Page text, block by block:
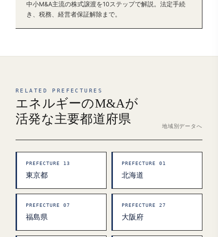
中小M&A主流の株式譲渡を10ステップで解説。法定手続
き、税務、経営者保証解除まで。
RELATED PREFECTURES
エネルギーのM&Aが
活発な主要都道府県
地域別データへ
PREFECTURE 13
東京都
PREFECTURE 01
北海道
PREFECTURE 07
福島県
PREFECTURE 27
大阪府